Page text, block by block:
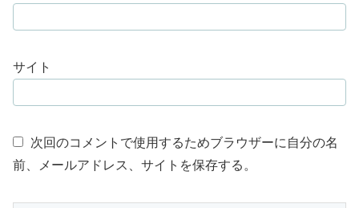
サイト
次回のコメントで使用するためブラウザーに自分の名
前、メールアドレス、サイトを保存する。